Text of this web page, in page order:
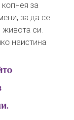
за
за да се
живота си.
наистина